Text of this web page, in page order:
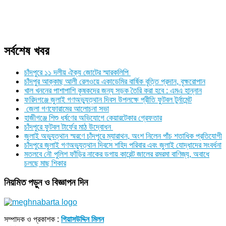
সর্বশেষ খবর
চাঁদপুরে ১১ দলীয় ঐক্য জোটের স্মারকলিপি
চাঁদপুর আক্কাছ আলী রেলওয়ে একাডেমির বার্ষিক বৃত্তি প্রদান, বৃক্ষরোপান
খাল খননের পাশাপাশি কৃষকদের জন্য সড়ক তৈরি করা হবে : এমএ হান্নান
ফরিদগঞ্জে জুলাই গণঅভ্যুত্থান দিবস উপলক্ষে প্রীতি ফুটবল টুর্নামেন্ট
জেলা গণফোরামের আলোচনা সভা
হাজীগঞ্জে শিশু ধর্ষণের অভিযোগে কেয়ারটেকার গ্রেফতার
চাঁদপুরে ফুটবল টার্ফের মাঠ উদ্বোধন
জুলাই অভ্যুত্থান স্মরণে চাঁদপুরে ম্যারাথন, অংশ নিলেন পাঁচ শতাধিক প্রতিযোগী
চাঁদপুরে জুলাই গণঅভ্যুত্থান দিবসে শহিদ পরিবার এবং জুলাই যোদ্ধাদের সংবর্ধনা
মতলবে নৌ পুলিশ ফাঁড়ির নাকের ডগায় কারেন্ট জালের রমরমা বাণিজ্য, অবাধে
চলছে মাছ শিকার
নিয়মিত পড়ুন ও বিজ্ঞাপন দিন
সম্পাদক ও প্রকাশক : গিয়াসউদ্দিন মিলন